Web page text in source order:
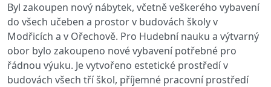
Byl zakoupen nový nábytek, včetně veškerého vybavení
do všech učeben a prostor v budovách školy v
Modřicích a v Ořechově. Pro Hudební nauku a výtvarný
obor bylo zakoupeno nové vybavení potřebné pro
řádnou výuku. Je vytvořeno estetické prostředí v
budovách všech tří škol, příjemné pracovní prostředí